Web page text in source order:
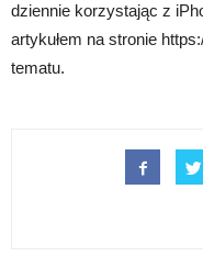
dziennie korzystając z
artykułem na stronie
tematu.